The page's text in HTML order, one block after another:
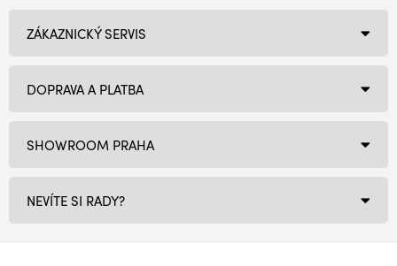
SHOWROOM PRAHA
NEVÍTE SI RADY?
ZÁKAZNICKÝ SERVIS
DOPRAVA A PLATBA